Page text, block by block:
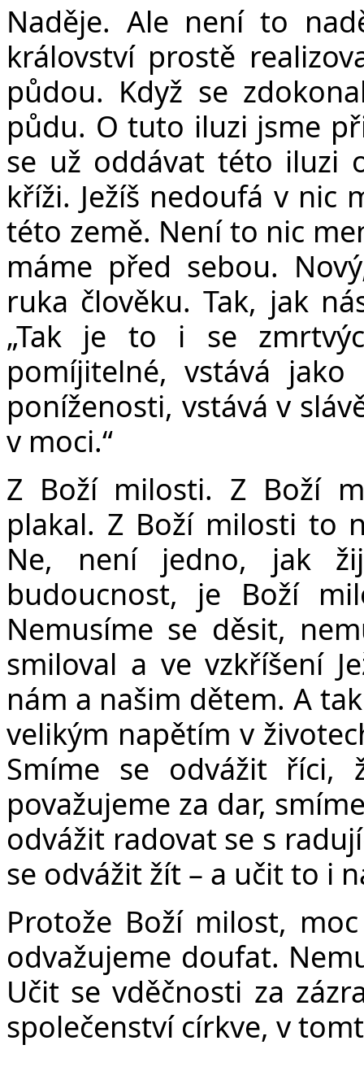
Naděje. Ale není to
království prostě
půdou. Když se
půdu. O tuto iluzi jsme
se už oddávat této iluzi
kříži. Ježíš nedoufá v nic
této země. Není to nic
máme před sebou.
ruka člověku. Tak, jak
„Tak je to i se
pomíjitelné, vstává
poníženosti, vstává v
v moci.“
Z Boží milosti. Z Boží
plakal. Z Boží milosti to
Ne, není jedno, jak
budoucnost, je Boží
Nemusíme se děsit,
smiloval a ve vzkříšení
nám a našim dětem. A
velikým napětím v
Smíme se odvážit
považujeme za dar,
odvážit radovat se s
se odvážit žít – a učit to i
Protože Boží milost,
odvažujeme doufat.
Učit se vděčnosti za
společenství církve, v